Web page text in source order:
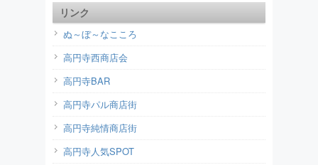
リンク
ぬ～ぼ～なこころ
高円寺西商店会
高円寺BAR
高円寺パル商店街
高円寺純情商店街
高円寺人気SPOT